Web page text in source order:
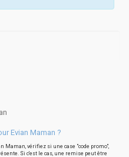
Evian Maman ?
Maman, vérifiez si une case "code promo",
Si c'est le cas, une remise peut être